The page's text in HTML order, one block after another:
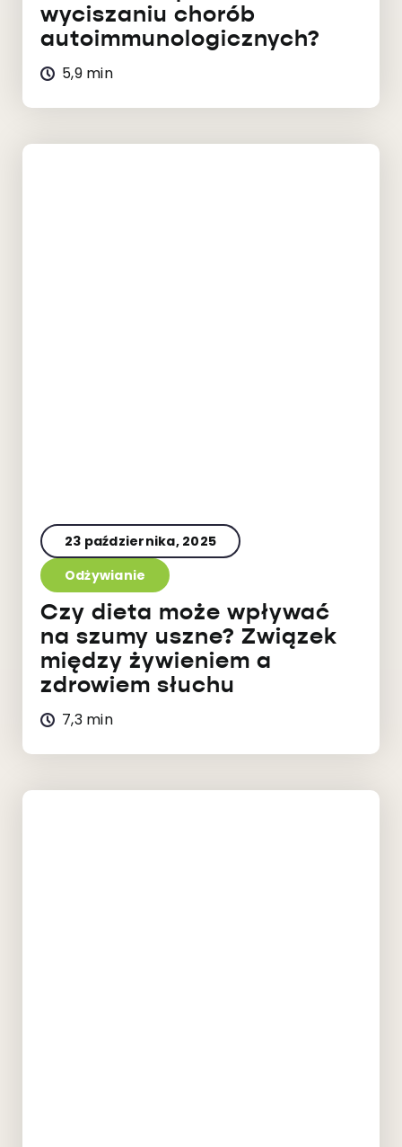
wyciszaniu chorób
autoimmunologicznych?
5,9 min
23 października, 2025
Odżywianie
Czy dieta może wpływać
na szumy uszne? Związek
między żywieniem a
zdrowiem słuchu
7,3 min